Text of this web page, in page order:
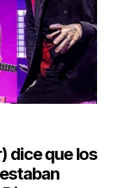
dice que los